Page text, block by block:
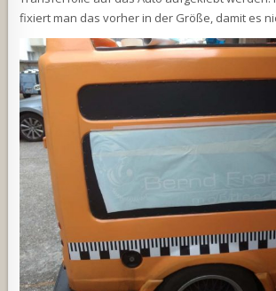
fixiert man das vorher in der Größe, damit es